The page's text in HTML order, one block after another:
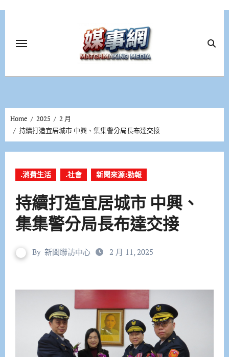
Home 2025
2 月
持續打造宜居城市 中興、集集警分局長布達交接
.消費生活 .社會 新聞來源:勁報
持續打造宜居城市 中興、
集集警分局長布達交接
By 新聞聯訪中心 2 月 11, 2025